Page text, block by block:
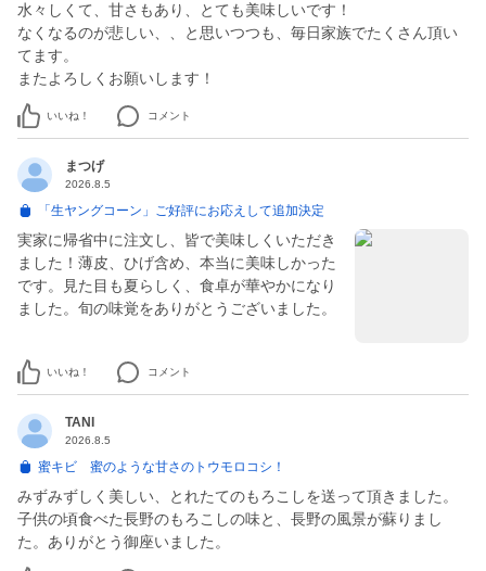
水々しくて、甘さもあり、とても美味しいです！
なくなるのが悲しい、、と思いつつも、毎日家族でたくさん頂い
てます。
またよろしくお願いします！
いいね！ コメント
まつげ
2026.8.5
「生ヤングコーン」ご好評にお応えして追加決定
実家に帰省中に注文し、皆で美味しくいただき
ました！薄皮、ひげ含め、本当に美味しかった
です。見た目も夏らしく、食卓が華やかになり
ました。旬の味覚をありがとうございました。
いいね！ コメント
TANI
2026.8.5
蜜キビ 蜜のような甘さのトウモロコシ！
みずみずしく美しい、とれたてのもろこしを送って頂きました。
子供の頃食べた長野のもろこしの味と、長野の風景が蘇りまし
た。ありがとう御座いました。